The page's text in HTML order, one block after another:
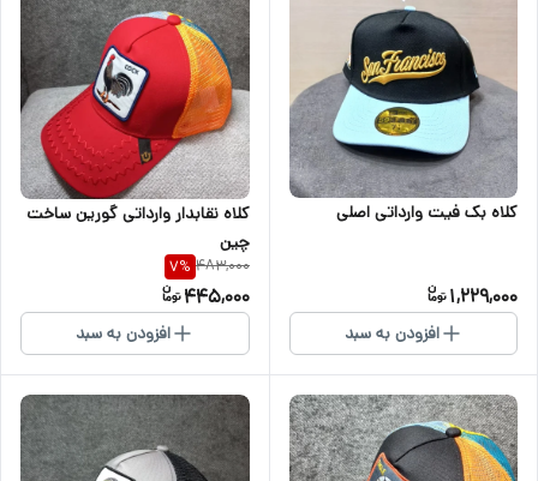
کلاه بک فیت وارداتی اصلی
1,229,000
افزودن به سبد
کلاه نقابدار وارداتی گورین ساخت
چین
483,000
7%
445,000
افزودن به سبد